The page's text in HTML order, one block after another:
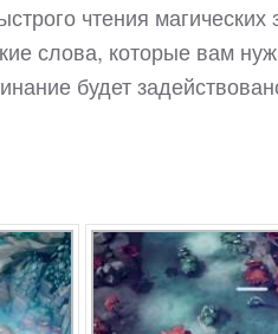
чтения
слова, которые вам
будет